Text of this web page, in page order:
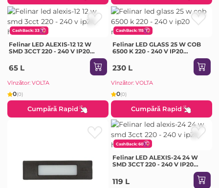
CashBack: 33
Felinar LED ALEXIS-12 12 W
SMD 3CCT 220 - 240 V IP20
65 L
Vînzător: VOLTA
0(0)
Cumpără Rapid
CashBack: 115
Felinar LED GLASS 25 W COB
6500 K 220 - 240 V IP20
230 L
Vînzător: VOLTA
0(0)
Cumpără Rapid
CashBack: 60
Felinar LED ALEXIS-24 24 W
SMD 3CCT 220 - 240 V IP20
119 L